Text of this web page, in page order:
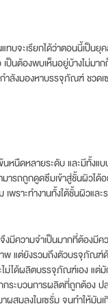
จะเรียกได้ว่าตอนนี้เป็นยุค
เป็นต้องพบเห็นอยู่บ้างไม่ม
กำลังมองหาบรรจุภัณฑ์ ชวดเ
นหนืดหลายระดับ และมีทั้งแ
รถถูกดูดซึมเข้าสู่ชั้นผิวได้อ
เพราะทำงานทั้งใต้ชั้นผิวแล
จึงมีความจำเป็นมากที่ต้องมี
าพ แต่ยังรวมถึงตัวบรจุภัณฑ์
ได้ผลิตบรรจุภัณฑ์เอง แต่มั
กกระบวนการผลิตที่ถูกต้อง
สมลงในเซรั่ม จนทำให้มัน